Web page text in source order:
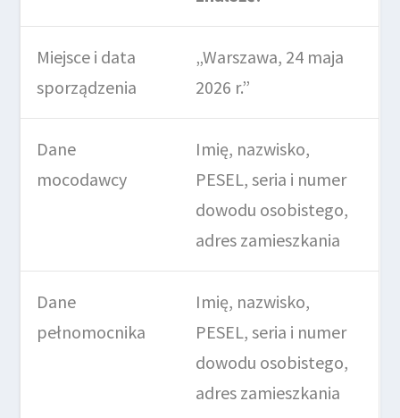
Miejsce i data
sporządzenia
„Warszawa, 24 maja
2026 r.”
Dane
mocodawcy
Imię, nazwisko,
PESEL, seria i numer
dowodu osobistego,
adres zamieszkania
Dane
pełnomocnika
Imię, nazwisko,
PESEL, seria i numer
dowodu osobistego,
adres zamieszkania